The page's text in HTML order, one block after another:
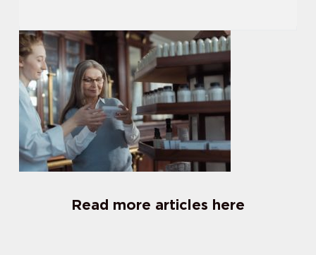
Read more articles here